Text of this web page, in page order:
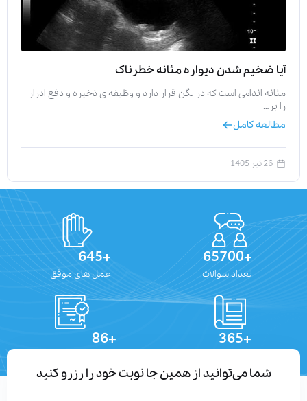
آیا ضخیم شدن دیواره مثانه خطرناک
مثانه اندامی است که در لگن قرار دارد و وظیفه‌ ی ذخیره و دفع ادرار
را بر…
مطالعه کامل
26 تیر 1405
+65700
تعداد سوالات
+645
عمل های موفق
+365
+86
شما می‌توانید از همین جا نوبت خود را رزرو کنید